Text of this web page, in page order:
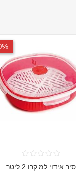
סיר אידוי למיקרו 2 ליטר